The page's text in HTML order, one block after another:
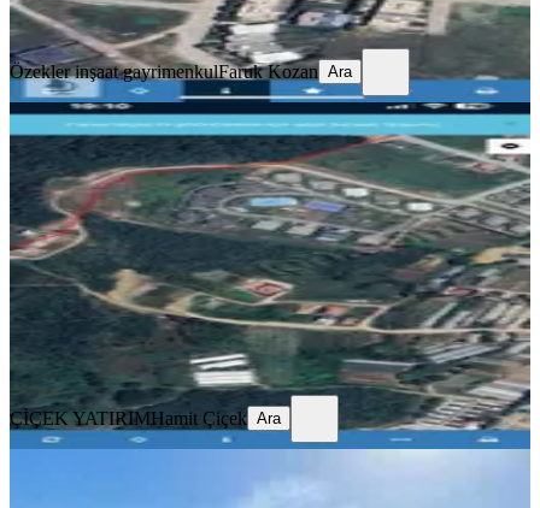
Ara
Özekler inşaat gayrimenkulFaruk Kozan Ara
Önü Açık Kapanmaz Parsel
Merkez, Merkez Mahallesi
360 m²·10.139/m²·29.05.2026
3.650.000 ₺
ÇİÇEK YATIRIM Hamit Çiçek
Ara
ÇİÇEK YATIRIMHamit Çiçek Ara
Yalova Kirazlıda İmarın Dibinde 7300